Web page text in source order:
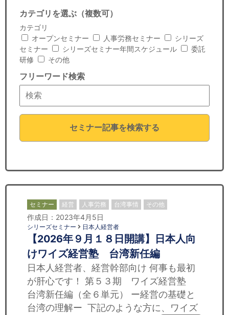
日本人にPR
コンサルティング
リサーチ
セミナー
経済ニュース
カテゴリを選ぶ（複数可）
カテゴリ
オープンセミナー
人事労務セミナー
シリーズ
セミナー
シリーズセミナー年間スケジュール
委託
研修
その他
フリーワード検索
セミナー記事を検索する
セミナー 経営 人事労務 台湾事情 その他
作成日：2023年4月5日
シリーズセミナー 日本人経営者
【2026年９月１８日開講】日本人向
けワイズ経営塾 台湾新任編
日本人経営者、経営幹部向け 何事も最初
が肝心です！ 第５３期 ワイズ経営塾
台湾新任編（全６単元） ー経営の基礎と
台湾の理解ー 下記のような方に、ワイズ